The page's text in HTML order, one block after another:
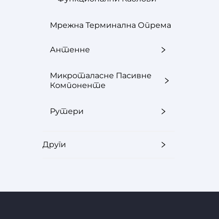
Мрежна Терминална Опрема
Антенне
Микроталасне Пасивне
Компоненте
Рутери
Други